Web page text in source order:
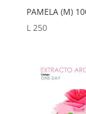
PAMELA (M)
L250